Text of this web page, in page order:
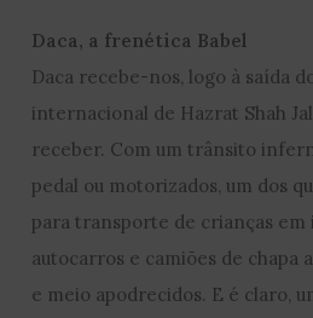
Daca, a frenética Babel
Daca recebe-nos, logo à saída
internacional de Hazrat Shah
receber. Com um trânsito
pedal ou motorizados, um dos
para transporte de crianças em
autocarros e camiões de chapa
e meio apodrecidos. E é claro,